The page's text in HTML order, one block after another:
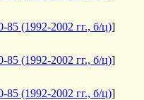
(1992-2002 гг., б/ц)]
(1992-2002 гг., б/ц)]
(1992-2002 гг., б/ц)]